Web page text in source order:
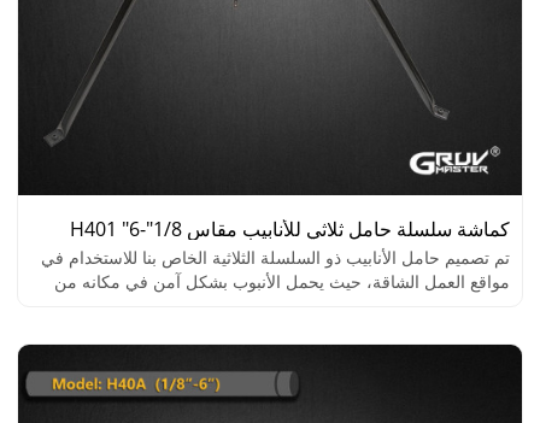
كماشة سلسلة حامل ثلاثي للأنابيب مقاس 1/8"-6" H401
تم تصميم حامل الأنابيب ذو السلسلة الثلاثية الخاص بنا للاستخدام في
مواقع العمل الشاقة، حيث يحمل الأنبوب بشكل آمن في مكانه من